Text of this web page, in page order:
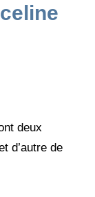
deux
d’autre de